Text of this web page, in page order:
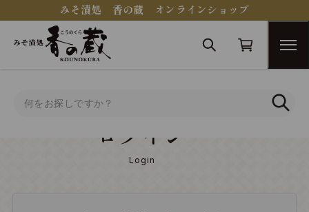
みそ漬処 香の蔵 オンラインショップ
ログイン
Login